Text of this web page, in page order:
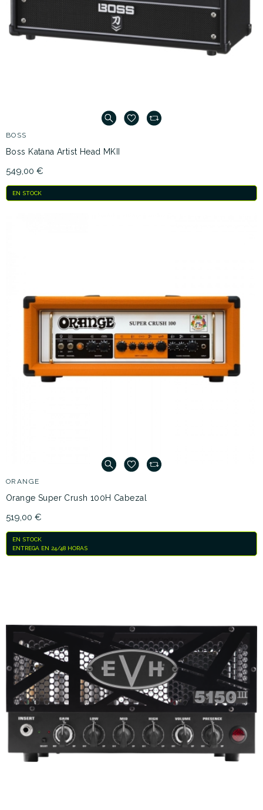
BOSS
Boss Katana Artist Head MKII
549,00 €
EN STOCK
ORANGE
Orange Super Crush 100H Cabezal
519,00 €
EN STOCK
ENTREGA EN 24/48 HORAS